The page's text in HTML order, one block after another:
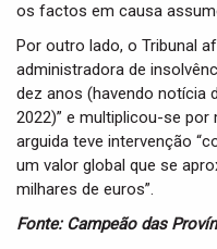
os factos em causa
Por outro lado, o Tribunal
administradora de
dez anos (havendo notícia
2022)” e multiplicou-se
arguida teve intervenção
um valor global que se
milhares de euros”.
Fonte: Campeão das